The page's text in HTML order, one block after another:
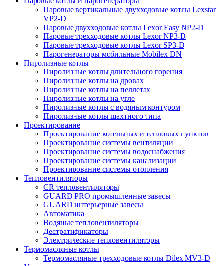
Паровые вертикальные двухходовые котлы Lexstar
VP2-D
Паровые двухходовые котлы Lexor Easy NP2-D
Паровые трехходовые котлы Lexor NP3-D
Паровые трехходовые котлы Lexor SP3-D
Парогенераторы мобильные Mobilex DN
Пиролизные котлы
Пиролизные котлы длительного горения
Пиролизные котлы на дровах
Пиролизные котлы на пеллетах
Пиролизные котлы на угле
Пиролизные котлы с водяным контуром
Пиролизные котлы шахтного типа
Проектирование
Проектирование котельных и тепловых пунктов
Проектирование системы вентиляции
Проектирование системы водоснабжения
Проектирование системы канализации
Проектирование системы отопления
Тепловентиляторы
CR тепловентиляторы
GUARD PRO промышленные завесы
GUARD интерьерные завесы
Автоматика
Водяные тепловентиляторы
Дестратификаторы
Электрические тепловентиляторы
Термомасляные котлы
Термомасляные трехходовые котлы Dilex MV3-D